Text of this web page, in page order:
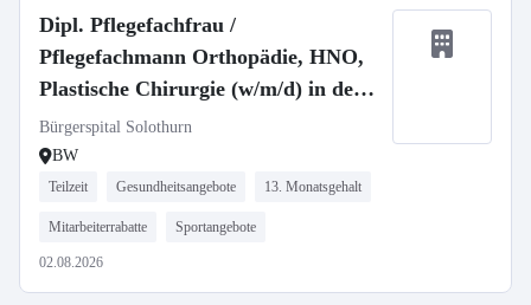
Dipl. Pflegefachfrau /
Pflegefachmann Orthopädie, HNO,
Plastische Chirurgie (w/m/d) in der
Schweiz
Bürgerspital Solothurn
BW
Teilzeit Gesundheitsangebote 13. Monatsgehalt
Mitarbeiterrabatte Sportangebote
02.08.2026